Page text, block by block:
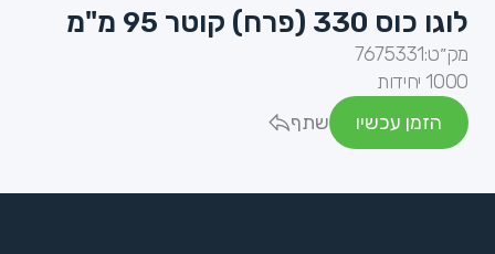
לוגו כוס 330 (פרח) קוטר 95 מ"מ
מק״ט:7675331
1000 יחידות
הזמן עכשיו
שתף